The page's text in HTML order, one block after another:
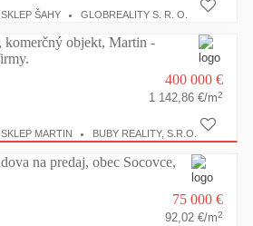
ŠAHY GLOBREALITY S. R. O.
komerčný objekt, Martin -
400 000 €
1 142,86 €/m2
MARTIN BUBY REALITY, S.R.O.
na predaj, obec Socovce,
75 000 €
92,02 €/m2